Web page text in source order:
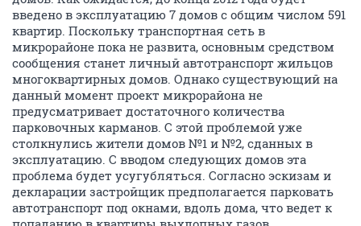
введено в эксплуатацию 7 домов с общим числом 591
квартир. Поскольку транспортная сеть в
микрорайоне пока не развита, основным средством
сообщения станет личный автотранспорт жильцов
многоквартирных домов. Однако существующий на
данный момент проект микрорайона не
предусматривает достаточного количества
парковочных карманов. С этой проблемой уже
столкнулись жители домов №1 и №2, сданных в
эксплуатацию. С вводом следующих домов эта
проблема будет усугубляться. Согласно эскизам и
декларации застройщик предполагается парковать
автотранспорт под окнами, вдоль дома, что ведет к